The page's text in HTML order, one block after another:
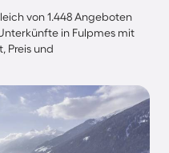
von 1.448 Angeboten
in Fulpmes mit
Preis und